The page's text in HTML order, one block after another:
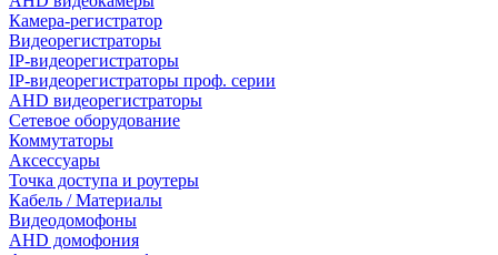
Камера-регистратор
Видеорегистраторы
IP-видеорегистраторы
IP-видеорегистраторы проф. серии
AHD видеорегистраторы
Сетевое оборудование
Коммутаторы
Аксессуары
Точка доступа и роутеры
Кабель / Материалы
Видеодомофоны
AHD домофония